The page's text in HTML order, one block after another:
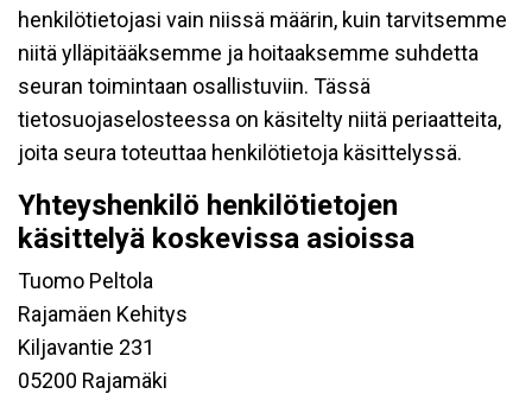
henkilötietojasi vain niissä määrin, kuin tarvitsemme
niitä ylläpitääksemme ja hoitaaksemme suhdetta
seuran toimintaan osallistuviin. Tässä
tietosuojaselosteessa on käsitelty niitä periaatteita,
joita seura toteuttaa henkilötietoja käsittelyssä.
Yhteyshenkilö henkilötietojen
käsittelyä koskevissa asioissa
Tuomo Peltola
Rajamäen Kehitys
Kiljavantie 231
05200 Rajamäki